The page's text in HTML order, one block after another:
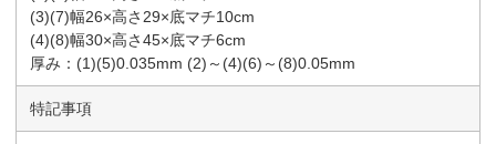
(3)(7)幅26×高さ29×底マチ10cm
(4)(8)幅30×高さ45×底マチ6cm
厚み：(1)(5)0.035mm (2)～(4)(6)～(8)0.05mm
特記事項